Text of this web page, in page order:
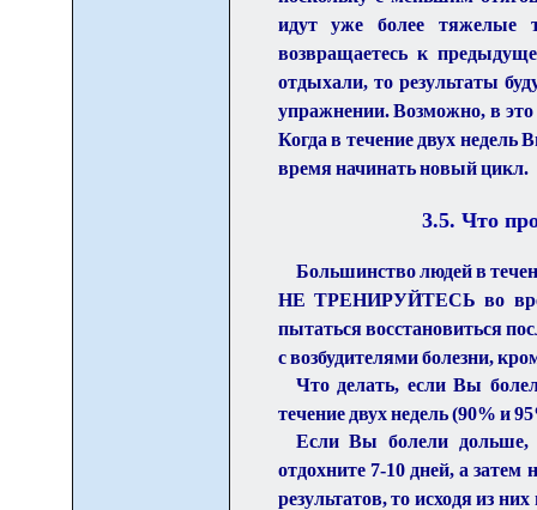
идут уже более тяжелые
возвращаетесь к
отдыхали, то результаты
упражнении. Возможно, в
Когда в течение двух
время начинать новый цикл.
3.5. Что
Большинство людей в
НЕ ТРЕНИРУЙТЕСЬ во
пытаться восстановиться
с возбудителями болезни,
Что делать, если Вы
течение двух недель (90% и
Если Вы болели дольше,
отдохните 7-10 дней, а
результатов, то исходя из